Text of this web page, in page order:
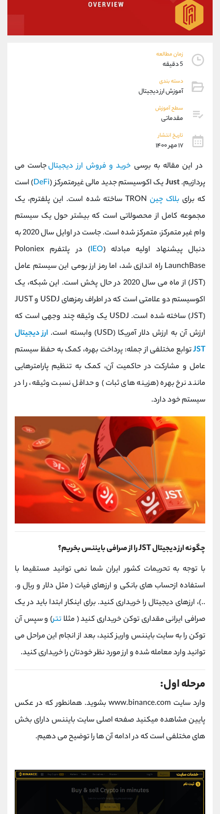
زمان مطالعه
5 دقیقه
دسته بندی
آموزش ارز دیجیتال
سطح آموزش
مقدماتی
تاریخ انتشار
۱۷ مهر ۱۴۰۰
در این مقاله به برسی خرید و فروش ارز دیجیتالجاست می
پردازیم.Justیک اکوسیستم جدید مالی غیرمتمرکز (DeFi) است
که برای بلاک چین
TRON ساخته شده است. این پلفترم، یک
مجموعه کامل از محصولاتی است که بیشتر حول یک سیستم
وام غیر متمرکز، متمرکز شده است. جاست در اوایل سال 2020 به
دنبال پیشنهاد اولیه مبادله (IEO
) در پلتفرم Poloniex
LaunchBase راه اندازی شد، اما رمز ارز بومی این سیستم عامل
(JST) از ماه می سال 2020 در حال پخش است. این شبکه، یک
اکوسیستم دو علامتی است که در اطراف رمزهای USDJ و JUST
(JST) ساخته شده است. USDJ یک وثیقه چند وجهی است که
ارزش آن به ارزش دلار آمریکا (USD) وابسته است.
ارز دیجیتال
JSTتوابع مختلفی از جمله: پرداخت بهره، کمک به حفظ سیستم
عامل و مشارکت در حاکمیت آن، کمک به تنظیم پارامترهایی
مانند نرخ بهره (هزینه های ثبات) و حداقل نسبت وثیقه، را در
سیستم خود دارد.
چگونه ارز دیجیتال JST را از صرافی بایننس بخریم؟
با توجه به تحریمات کشور ایران شما نمی توانید مستقیما با
استفاده ازحساب های بانکی و ارزهای فیات ( مثل دلار و ریال و.
..)، ارزهای دیجیتال را خریداری کنید. برای اینکار ابتدا باید در یک
صرافی ایرانی مقداری توکن خریداری کنید ( مثلا تتر) و سپس آن
توکن را به سایت بایننس واریز کنید، بعد از انجام این مراحل می
توانید وارد معامله شده و ارز مورد نظر خودتان را خریداری کنید.
مرحله اول:
وارد سایت www.binance.com بشوید. همانطور که در عکس
پایین مشاهده میکنید صفحه اصلی سایت بایننس دارای بخش
های مختلفی است که در ادامه آن ها را توضیح می دهیم.
واتساپ
تلگرام
پشتیبان فروش
موبایل
واتساپ
داخلی
اطلاعات تماس (دفتر فروش)
021-22021030
بدون پیش شماره 90001030
اینستاگرام @alireza.mehrabii
@alirezamehrabi_com